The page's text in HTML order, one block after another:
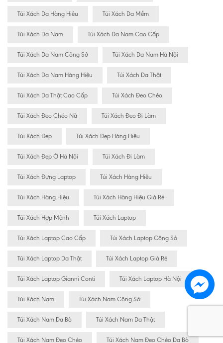
Túi Xách Da Hàng Hiêu Túi Xách Da Mềm
Túi Xách Da Nam Túi Xách Da Nam Cao Cấp
Túi Xách Da Nam Công Sở Túi Xách Da Nam Hà Nội
Túi Xách Da Nam Hàng Hiệu Túi Xách Da Thật
Túi Xách Da Thật Cao Cấp Túi Xách Đeo Chéo
Túi Xách Đeo Chéo Nữ Túi Xách Đeo Đi Làm
Túi Xách Đẹp Túi Xách Đẹp Hàng Hiệu
Túi Xách Đẹp Ở Hà Nội Túi Xách Đi Làm
Túi Xách Đựng Laptop Túi Xách Hàng Hiêu
Túi Xách Hàng Hiệu Túi Xách Hàng Hiệu Giá Rẻ
Túi Xách Hợp Mệnh Túi Xách Laptop
Túi Xách Laptop Cao Cấp Túi Xách Laptop Công Sở
Túi Xách Laptop Da Thật Túi Xách Laptop Giá Rẻ
Túi Xách Laptop Gianni Conti Túi Xách Laptop Hà Nội
Túi Xách Nam Túi Xách Nam Công Sở
Túi Xách Nam Da Bò Túi Xách Nam Da Thật
Túi Xách Nam Đeo Chéo Túi Xách Nam Đeo Chéo Da Bò